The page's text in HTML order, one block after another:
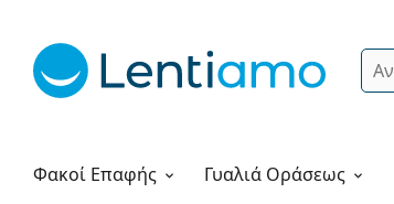
Φακοί Επαφής
Υγρά φακών ΓυαλιάΟράσεως
Πώς να παραγγείλετε